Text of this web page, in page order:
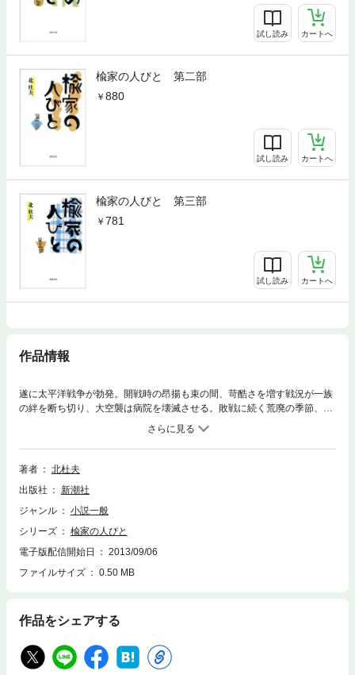
試し読み カートへ
楡家の人びと 第二部
880
試し読み カートへ
楡家の人びと 第三部
781
試し読み カートへ
作品情報
遂に太平洋戦争が勃発。開戦時の昂揚も束の間、苛酷さを増す戦況が一族
の絆を断ち切り、大空襲は病院を壊滅させる。敗戦に続く荒廃の季節、残
された者には、どんな明日が待っているのか——。人間のささやかな毎日
の営み、夢と希望、苦悩と悲嘆、そのすべてが時の流れという波濤に呑み
こまれ、「運命」へと変貌してゆくさまを、明治から昭和への時代変遷を
背景に描きあげた一大叙事詩。
著者
北杜夫
出版社
新潮社
ジャンル
小説一般
シリーズ
楡家の人びと
電子版配信開始日
2013/09/06
ファイルサイズ
0.50 MB
作品をシェアする